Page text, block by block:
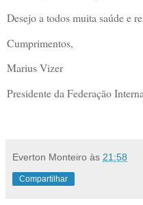
Desejo a todos muita saúde e
Cumprimentos,
Marius Vizer
Presidente da Federação
Everton Monteiro às 21:58
Compartilhar